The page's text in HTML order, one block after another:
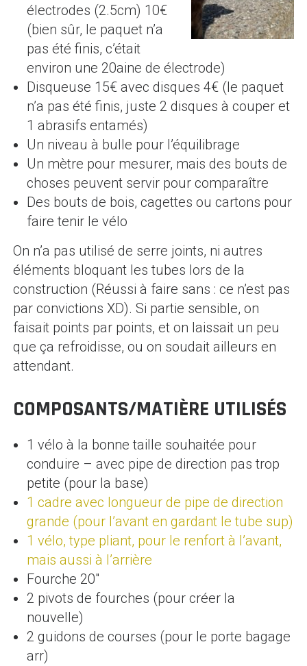
électrodes (2.5cm) 10€
(bien sûr, le paquet n’a
pas été finis, c’était
environ une 20aine de électrode)
Disqueuse 15€ avec disques 4€ (le paquet
n’a pas été finis, juste 2 disques à couper et
1 abrasifs entamés)
Un niveau à bulle pour l’équilibrage
Un mètre pour mesurer, mais des bouts de
choses peuvent servir pour comparaître
Des bouts de bois, cagettes ou cartons pour
faire tenir le vélo
On n’a pas utilisé de serre joints, ni autres
éléments bloquant les tubes lors de la
construction (Réussi à faire sans : ce n’est pas
par convictions XD). Si partie sensible, on
faisait points par points, et on laissait un peu
que ça refroidisse, ou on soudait ailleurs en
attendant.
COMPOSANTS/MATIÈRE UTILISÉS
1 vélo à la bonne taille souhaitée pour
conduire – avec pipe de direction pas trop
petite (pour la base)
1 cadre avec longueur de pipe de direction
grande (pour l’avant en gardant le tube sup)
1 vélo, type pliant, pour le renfort à l’avant,
mais aussi à l’arrière
Fourche 20″
2 pivots de fourches (pour créer la
nouvelle)
2 guidons de courses (pour le porte bagage
arr)